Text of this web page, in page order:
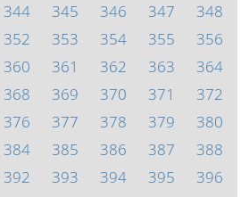
344 345 346 347
348
352 353 354 355
356
360 361 362 363
364
368 369 370 371
372
376 377 378 379
380
384 385 386 387
388
392 393 394 395
396